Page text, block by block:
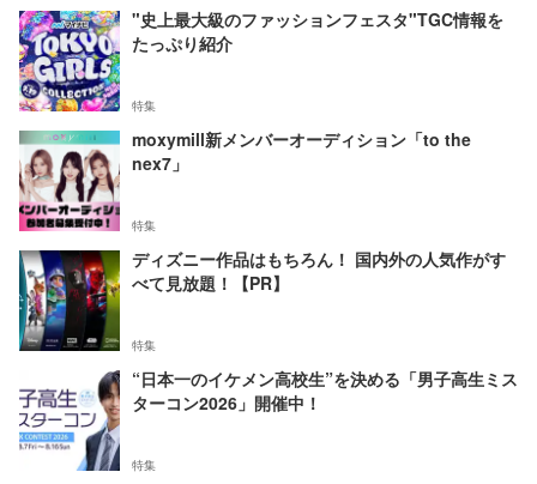
"史上最大級のファッションフェスタ"TGC情報を
たっぷり紹介
特集
moxymill新メンバーオーディション「to the
nex7」
特集
ディズニー作品はもちろん！ 国内外の人気作がす
べて見放題！【PR】
特集
“日本一のイケメン高校生”を決める「男子高生ミス
ターコン2026」開催中！
特集